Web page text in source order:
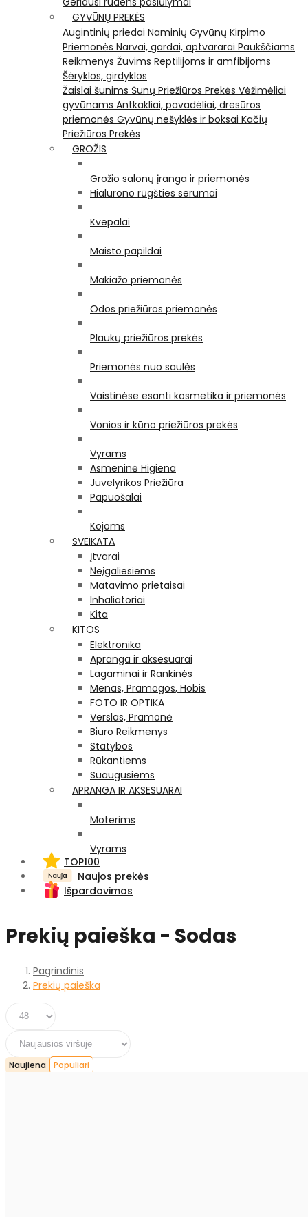
GYVŪNŲ PREKĖS
Augintinių priedai Naminių Gyvūnų Kirpimo
Priemonės Narvai, gardai, aptvararai Paukščiams
Reikmenys Žuvims Reptilijoms ir amfibijoms
Šėryklos, girdyklos
Žaislai šunims Šunų Priežiūros Prekės Vėžimėliai
gyvūnams Antkakliai, pavadėliai, dresūros
priemonės Gyvūnų nešyklės ir boksai Kačių
Priežiūros Prekės
GROŽIS
Grožio salonų įranga ir priemonės
Hialurono rūgšties serumai
Kvepalai
Maisto papildai
Makiažo priemonės
Odos priežiūros priemonės
Plaukų priežiūros prekės
Priemonės nuo saulės
Vaistinėse esanti kosmetika ir priemonės
Vonios ir kūno priežiūros prekės
Vyrams
Asmeninė Higiena
Juvelyrikos Priežiūra
Papuošalai
Kojoms
SVEIKATA
Įtvarai
Neįgaliesiems
Matavimo prietaisai
Inhaliatoriai
Kita
KITOS
Elektronika
Apranga ir aksesuarai
Lagaminai ir Rankinės
Menas, Pramogos, Hobis
FOTO IR OPTIKA
Verslas, Pramonė
Biuro Reikmenys
Statybos
Rūkantiems
Suaugusiems
APRANGA IR AKSESUARAI
Moterims
Vyrams
TOP100
Naujos prekės
Išpardavimas
Prekių paieška - Sodas
Pagrindinis
Prekių paieška
Naujiena Populiari